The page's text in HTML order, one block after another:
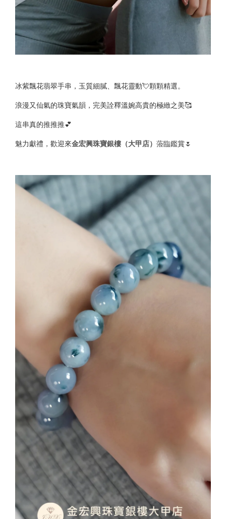
冰紫飄花翡翠手串，玉質細膩、飄花靈動💘顆顆精選。
浪漫又仙氣的珠寶氣韻，完美詮釋溫婉高貴的極緻之美🥰
這串真的推推推💕
魅力獻禮，歡迎來金宏興珠寶銀樓（大甲店） 蒞臨鑑賞🌷